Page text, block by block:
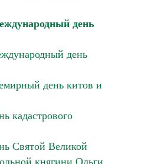
день
день
день китов и
кадастрового
Святой Великой